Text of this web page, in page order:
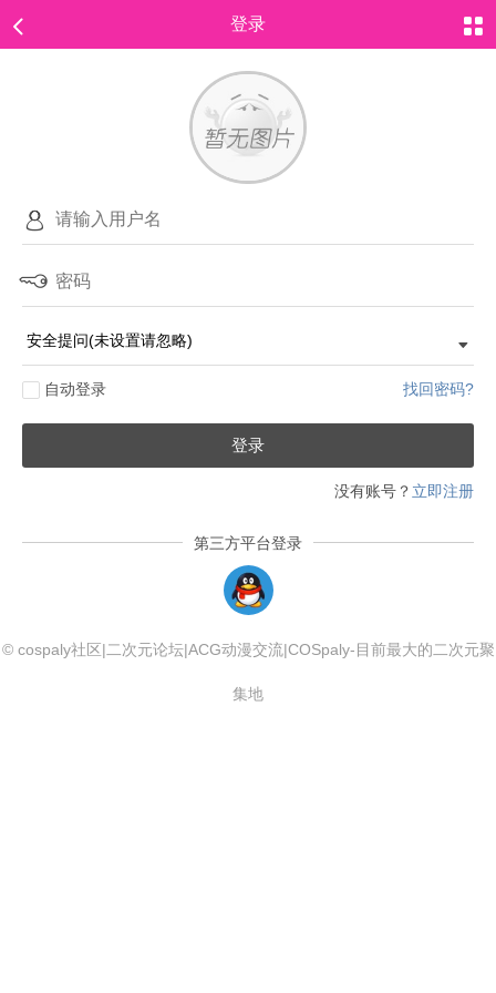
登录
自动登录 找回密码?
登录
没有账号？ 立即注册
第三方平台登录
© cospaly社区|二次元论坛|ACG动漫交流|COSpaly-目前最大的二次元聚
集地